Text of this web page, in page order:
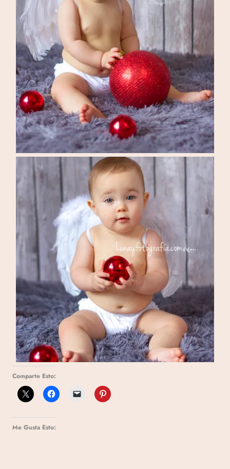
Comparte Esto:
Me Gusta Esto: